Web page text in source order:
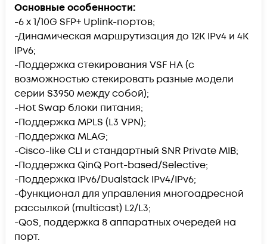
Основные особенности:
-6 x 1/10G SFP+ Uplink-портов;
-Динамическая маршрутизация до 12K IPv4 и 4K
IPv6;
-Поддержка стекирования VSF HA (с
возможностью стекировать разные модели
серии S3950 между собой);
-Hot Swap блоки питания;
-Поддержка MPLS (L3 VPN);
-Поддержка MLAG;
-Cisco-like CLI и стандартный SNR Private MIB;
-Поддержка QinQ Port-based/Selective;
-Поддержка IPv6/Dualstack IPv4/IPv6;
-Функционал для управления многоадресной
рассылкой (multicast) L2/L3;
-QoS, поддержка 8 аппаратных очередей на
порт.